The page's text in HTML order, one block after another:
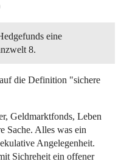
eine
8.
die Definition "sichere
Geldmarktfonds, Leben
Sache. Alles was ein
Angelegenheit.
Sichreheit ein offener